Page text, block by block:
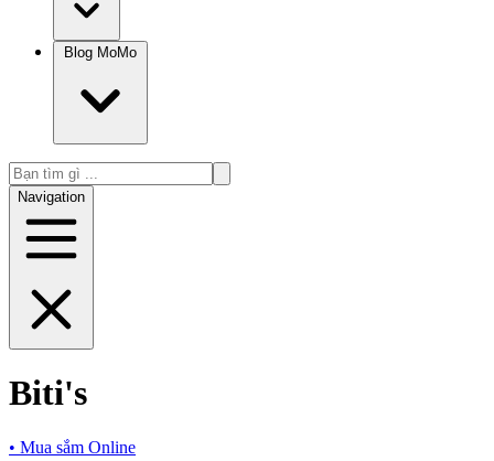
Blog MoMo
Navigation
Biti's
• Mua sắm Online